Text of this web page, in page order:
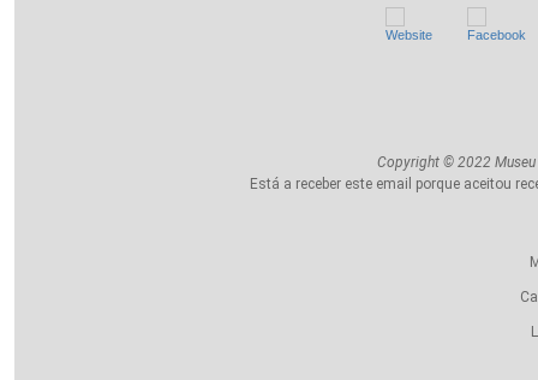
Copyright © 2022
Está a receber este email porque aceitou